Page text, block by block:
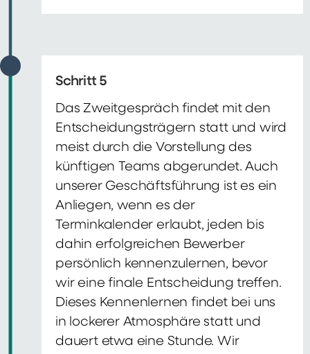
Schritt 5
Das Zweitgespräch findet mit den
Entscheidungsträgern statt und wird
meist durch die Vorstellung des
künftigen Teams abgerundet. Auch
unserer Geschäftsführung ist es ein
Anliegen, wenn es der
Terminkalender erlaubt, jeden bis
dahin erfolgreichen Bewerber
persönlich kennenzulernen, bevor
wir eine finale Entscheidung treffen.
Dieses Kennenlernen findet bei uns
in lockerer Atmosphäre statt und
dauert etwa eine Stunde. Wir